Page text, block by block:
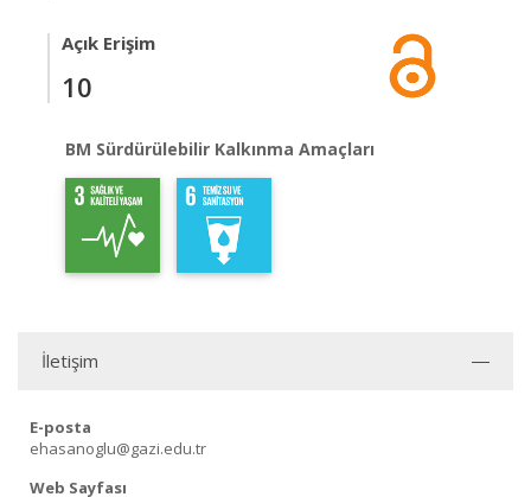
Açık Erişim
10
BM Sürdürülebilir Kalkınma Amaçları
İletişim
E-posta
ehasanoglu@gazi.edu.tr
Web Sayfası